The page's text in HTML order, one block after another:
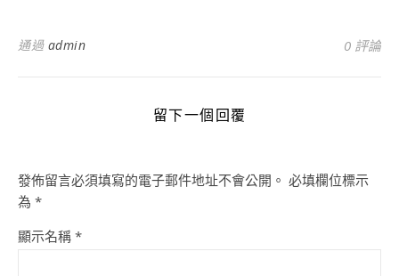
通過 admin 0 評論
留下一個回覆
發佈留言必須填寫的電子郵件地址不會公開。 必填欄位標示
為 *
顯示名稱 *